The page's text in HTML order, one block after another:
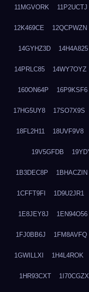
11MGVORK 11P2UCTJ
12K469CE 12QCPWZN
14GYHZ3D 14H4A825
14PRLC85 14WY7OYZ
160ON64P 16P9KSF6
17HG5UY8 17SO7X9S
18FL2H11 18UVF9V8
19V5GFDB
1B3DEC8P 1BHACZIN
1CFFT9FI 1D9U2JR1
1E8JEY8J 1EN94O56
1FJ0BB6J 1FM8AVFQ
1GWILLXI 1H4L4ROK
1HR93CXT 1I70CGZX